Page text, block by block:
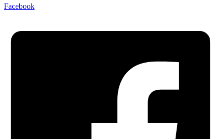
Facebook